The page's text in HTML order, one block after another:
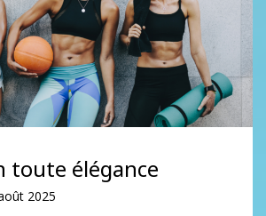
: Comment la porter avec
toute élégance
2025